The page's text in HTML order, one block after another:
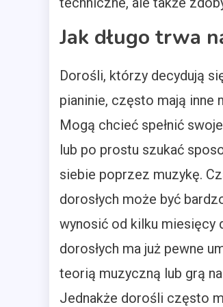
Jak długo trwa
Dorośli, którzy decydują
pianinie, często mają inne
Mogą chcieć spełnić
lub po prostu szukać
siebie poprzez muzykę.
dorosłych może być
wynosić od kilku miesięcy
dorosłych ma już pewne
teorią muzyczną lub grą
Jednakże dorośli często